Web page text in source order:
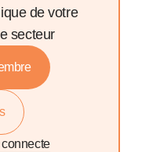
de votre
secteur